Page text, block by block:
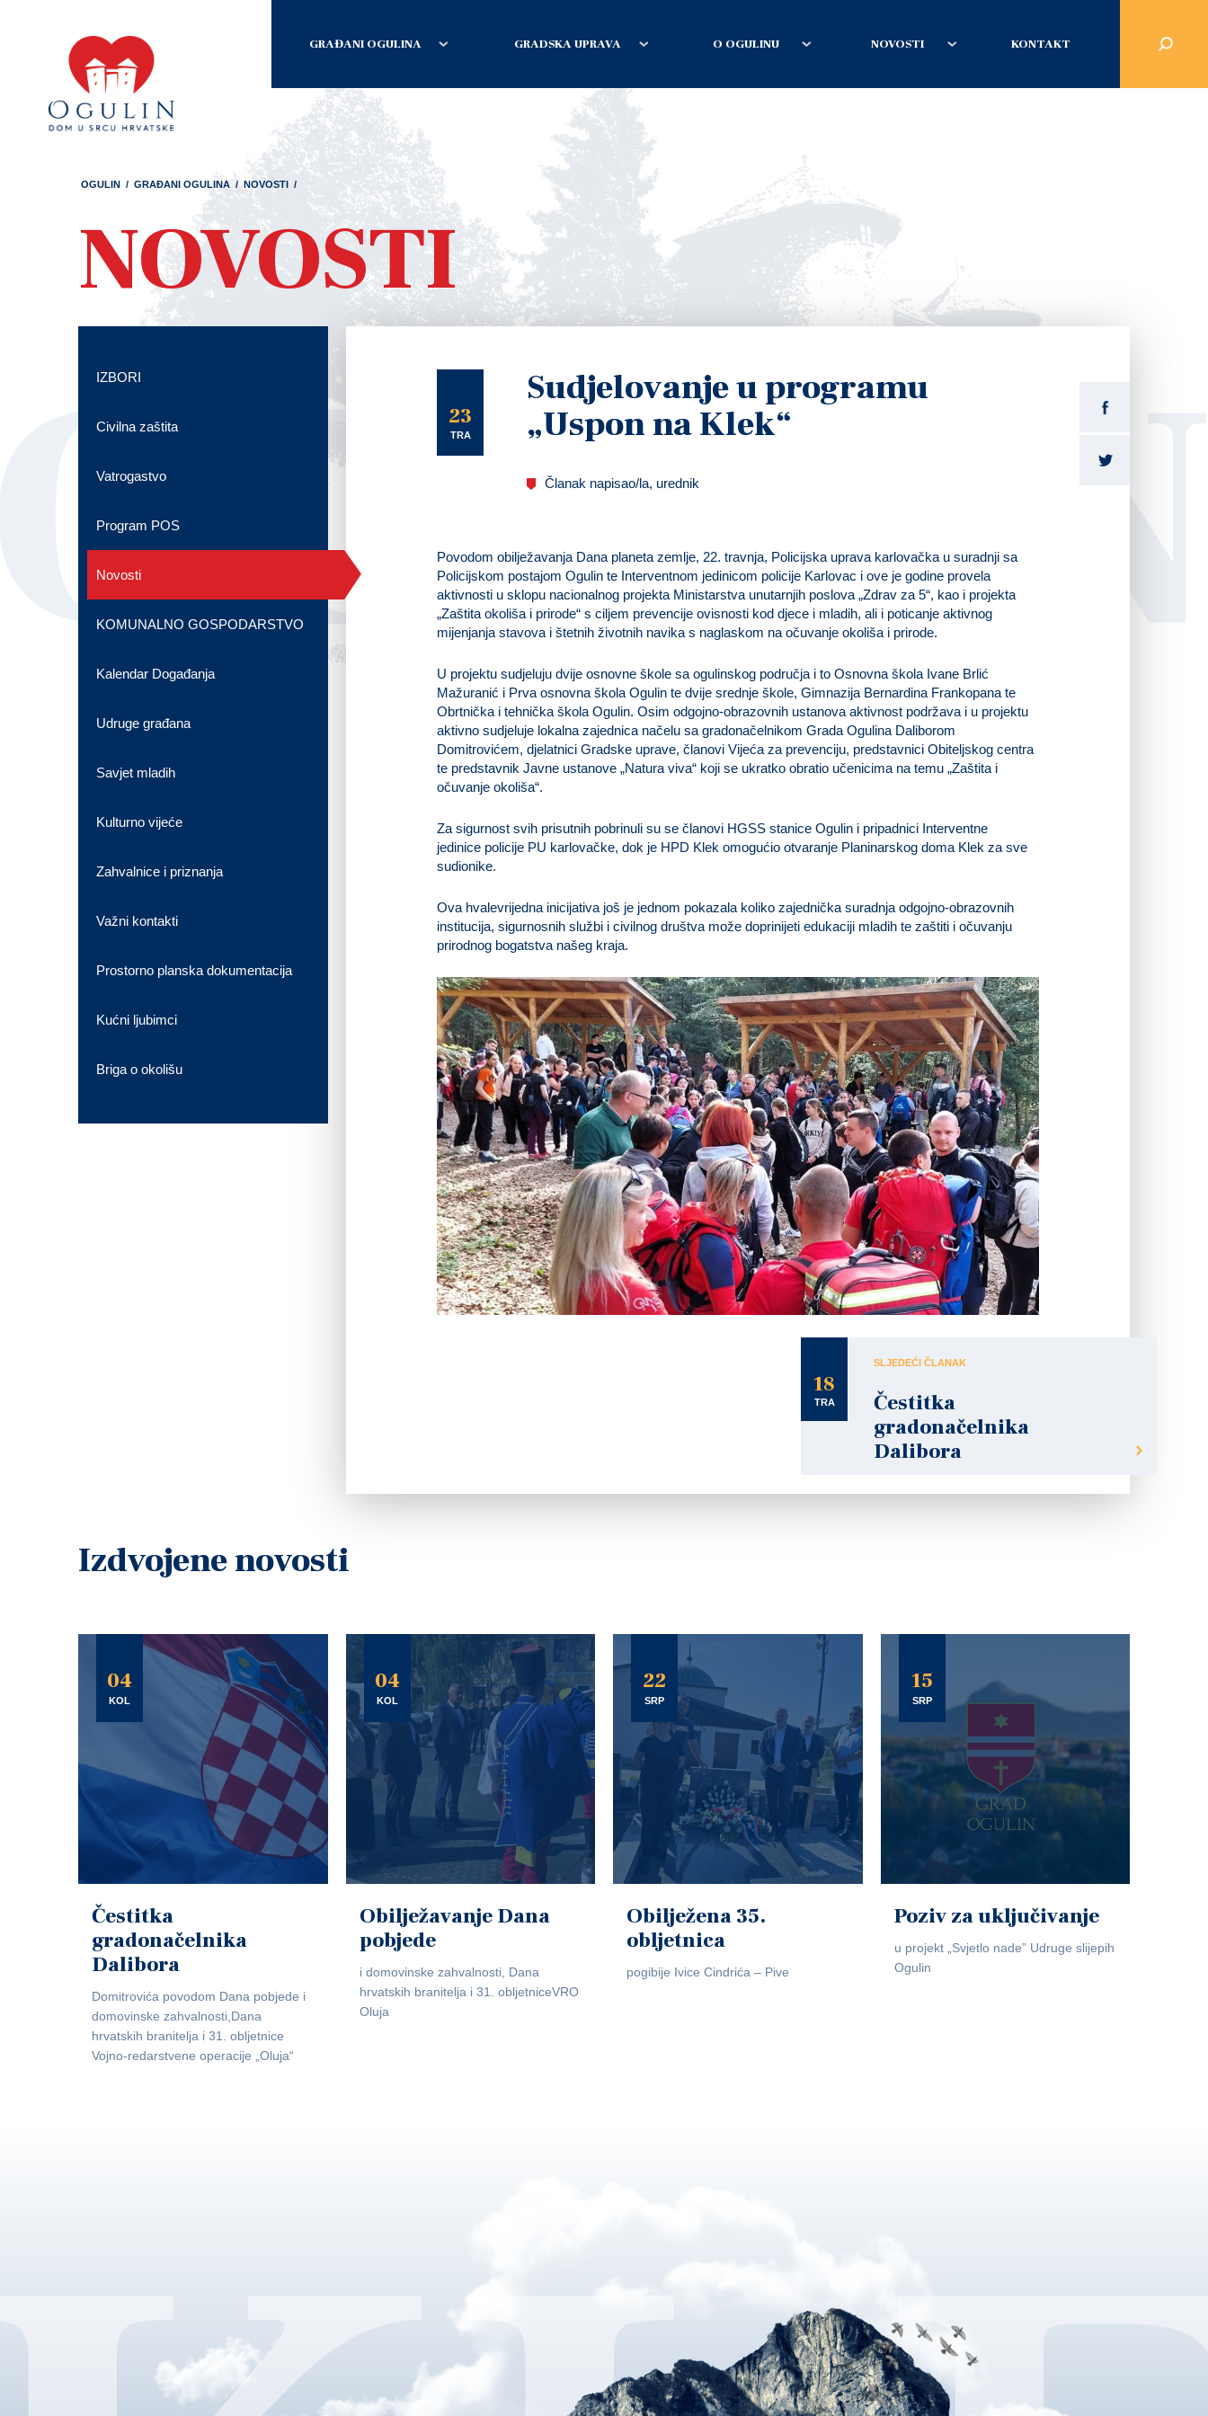
GRAĐANI OGULINA GRADSKA UPRAVA O OGULINU NOVOSTI KONTAKT
OGULIN / GRAĐANI OGULINA / NOVOSTI /
NOVOSTI
23
TRA
Sudjelovanje u programu
„Uspon na Klek“
Članak napisao/la, urednik
Povodom obilježavanja Dana planeta zemlje, 22. travnja, Policijska uprava karlovačka u suradnji sa
Policijskom postajom Ogulin te Interventnom jedinicom policije Karlovac i ove je godine provela
aktivnosti u sklopu nacionalnog projekta Ministarstva unutarnjih poslova „Zdrav za 5“, kao i projekta
„Zaštita okoliša i prirode“ s ciljem prevencije ovisnosti kod djece i mladih, ali i poticanje aktivnog
mijenjanja stavova i štetnih životnih navika s naglaskom na očuvanje okoliša i prirode.
U projektu sudjeluju dvije osnovne škole sa ogulinskog područja i to Osnovna škola Ivane Brlić
Mažuranić i Prva osnovna škola Ogulin te dvije srednje škole, Gimnazija Bernardina Frankopana te
Obrtnička i tehnička škola Ogulin. Osim odgojno-obrazovnih ustanova aktivnost podržava i u projektu
aktivno sudjeluje lokalna zajednica načelu sa gradonačelnikom Grada Ogulina Daliborom
Domitrovićem, djelatnici Gradske uprave, članovi Vijeća za prevenciju, predstavnici Obiteljskog centra
te predstavnik Javne ustanove „Natura viva“ koji se ukratko obratio učenicima na temu „Zaštita i
očuvanje okoliša“.
Za sigurnost svih prisutnih pobrinuli su se članovi HGSS stanice Ogulin i pripadnici Interventne
jedinice policije PU karlovačke, dok je HPD Klek omogućio otvaranje Planinarskog doma Klek za sve
sudionike.
Ova hvalevrijedna inicijativa još je jednom pokazala koliko zajednička suradnja odgojno-obrazovnih
institucija, sigurnosnih službi i civilnog društva može doprinijeti edukaciji mladih te zaštiti i očuvanju
prirodnog bogatstva našeg kraja.
18
TRA
SLJEDEĆI ČLANAK
Čestitka
gradonačelnika
Dalibora
IZBORI
Civilna zaštita
Vatrogastvo
Program POS
Novosti
KOMUNALNO GOSPODARSTVO
Kalendar Događanja
Udruge građana
Savjet mladih
Kulturno vijeće
Zahvalnice i priznanja
Važni kontakti
Prostorno planska dokumentacija
Kućni ljubimci
Briga o okolišu
Izdvojene novosti
04
KOL
Čestitka
gradonačelnika
Dalibora
Domitrovića povodom Dana pobjede i
domovinske zahvalnosti,Dana
hrvatskih branitelja i 31. obljetnice
Vojno-redarstvene operacije „Oluja“
04
KOL
Obilježavanje Dana
pobjede
i domovinske zahvalnosti, Dana
hrvatskih branitelja i 31. obljetniceVRO
Oluja
22
SRP
Obilježena 35.
obljetnica
pogibije Ivice Cindrića – Pive
15
SRP
Poziv za uključivanje
u projekt „Svjetlo nade” Udruge slijepih
Ogulin